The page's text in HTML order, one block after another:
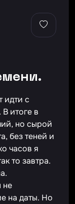
идти с
итоге в
но сырой
без теней и
часов я
то завтра.
не
на даты. Но